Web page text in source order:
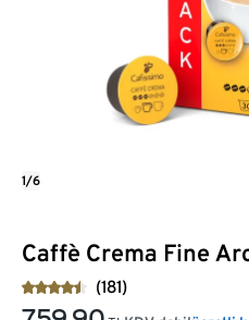
Caffè Crema Fine
(181)
1/6